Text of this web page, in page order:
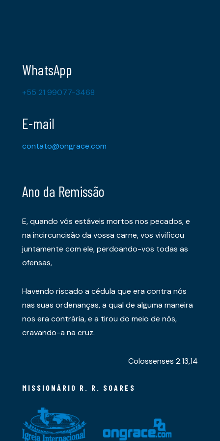
WhatsApp
+55 21 99077-3468
E-mail
contato@ongrace.com
Ano da Remissão
E, quando vós estáveis mortos nos pecados, e
na incircuncisão da vossa carne, vos vivificou
juntamente com ele, perdoando-vos todas as
ofensas,
Havendo riscado a cédula que era contra nós
nas suas ordenanças, a qual de alguma maneira
nos era contrária, e a tirou do meio de nós,
cravando-a na cruz.
Colossenses 2.13,14
MISSIONÁRIO R. R. SOARES